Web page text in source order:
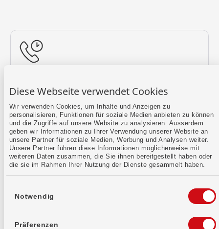
Diese Webseite verwendet Cookies
Wir verwenden Cookies, um Inhalte und Anzeigen zu
personalisieren, Funktionen für soziale Medien anbieten zu können
und die Zugriffe auf unsere Website zu analysieren. Ausserdem
geben wir Informationen zu Ihrer Verwendung unserer Website an
unsere Partner für soziale Medien, Werbung und Analysen weiter.
Unsere Partner führen diese Informationen möglicherweise mit
weiteren Daten zusammen, die Sie ihnen bereitgestellt haben oder
die sie im Rahmen Ihrer Nutzung der Dienste gesammelt haben.
Notwendig
Präferenzen
Mehr erfahren
Kontaktformular